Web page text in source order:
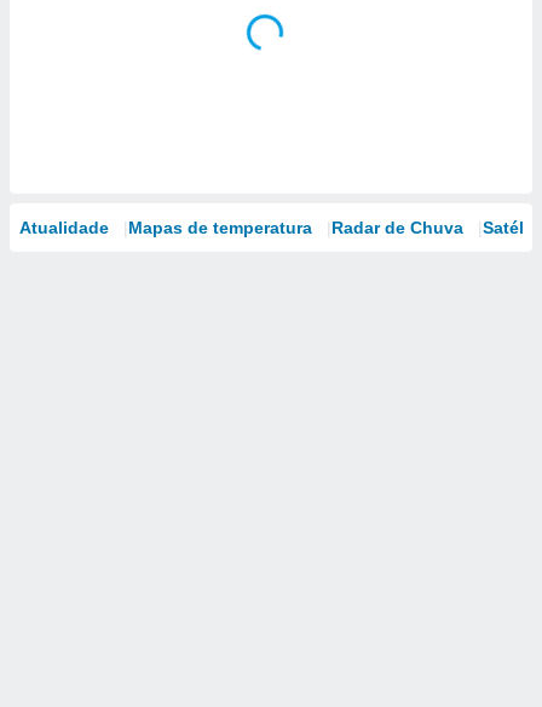
Atualidade Mapas de temperatura Radar de Chuva